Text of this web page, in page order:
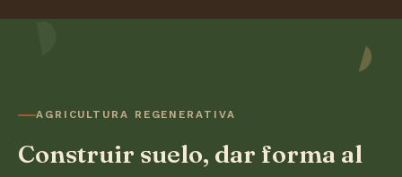
AGRICULTURA REGENERATIVA
Construir suelo, dar forma al